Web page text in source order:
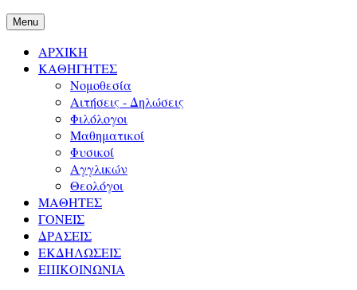
Menu
ΑΡΧΙΚΗ
ΚΑΘΗΓΗΤΕΣ
Νομοθεσία
Αιτήσεις - Δηλώσεις
Φιλόλογοι
Μαθηματικοί
Φυσικοί
Αγγλικών
Θεολόγοι
ΜΑΘΗΤΕΣ
ΓΟΝΕΙΣ
ΔΡΑΣΕΙΣ
ΕΚΔΗΛΩΣΕΙΣ
ΕΠΙΚΟΙΝΩΝΙΑ